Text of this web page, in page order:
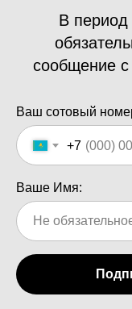
В
сообщение
Ваш сотовый
+7
Ваше Имя: